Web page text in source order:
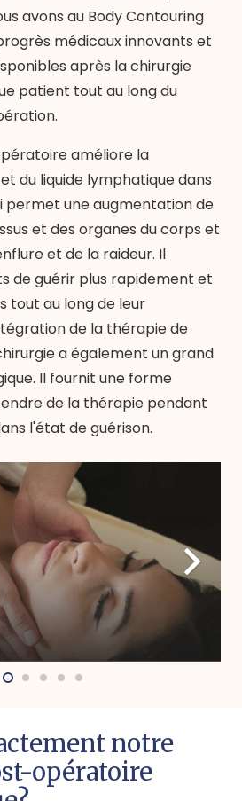
avons au Body Contouring
médicaux innovants et
après la chirurgie
patient tout au long du
améliore la
du liquide lymphatique dans
permet une augmentation de
et des organes du corps et
et de la raideur. Il
de guérir plus rapidement et
tout au long de leur
de la thérapie de
a également un grand
Il fournit une forme
de la thérapie pendant
l'état de guérison.
notre
opératoire